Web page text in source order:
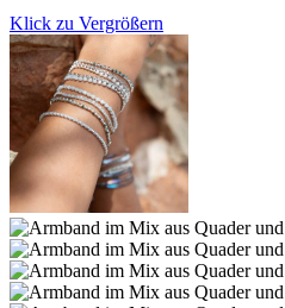
Klick zu Vergrößern